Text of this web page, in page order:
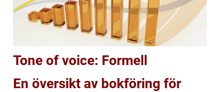
Tone of voice: Formell
En översikt av bokföring för